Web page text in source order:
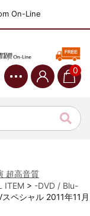
On-Line
0
演 SBD 完全収録！
超高音質
M.S.G公演 完全
ITEM > -DVD / Blu-
ペシャル 2011年11月